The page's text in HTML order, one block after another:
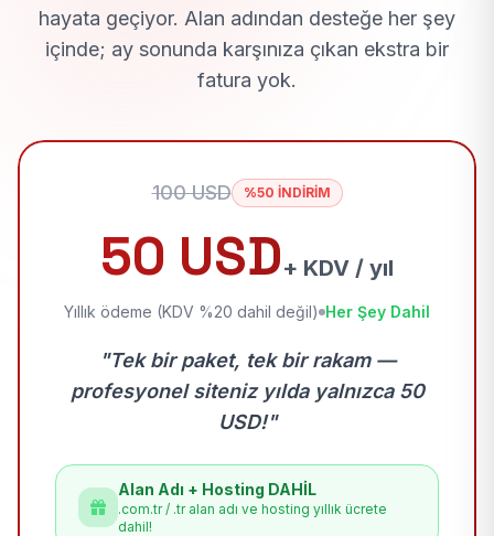
hayata geçiyor. Alan adından desteğe her şey
içinde; ay sonunda karşınıza çıkan ekstra bir
fatura yok.
100 USD %50 İNDİRİM
50 USD+ KDV / yıl
Yıllık ödeme (KDV %20 dahil değil) Her Şey Dahil
"Tek bir paket, tek bir rakam —
profesyonel siteniz yılda yalnızca 50
USD!"
Alan Adı + Hosting DAHİL
.com.tr / .tr alan adı ve hosting yıllık ücrete
dahil!